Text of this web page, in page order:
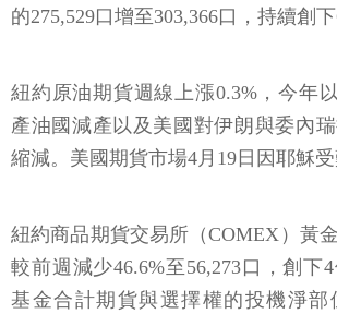
的275,529口增至303,366口，持續創下
紐約原油期貨週線上漲0.3%，今年
產油國減產以及美國對伊朗與委內
縮減。美國期貨市場4月19日因耶穌受
紐約商品期貨交易所（COMEX）黃
較前週減少46.6%至56,273口，創下
基金合計期貨與選擇權的投機淨部